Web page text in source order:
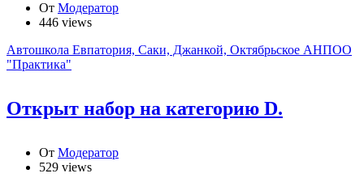
От Модератор
446 views
Автошкола Евпатория, Саки, Джанкой, Октябрьское АНПОО
"Практика"
Открыт набор на категорию D.
От Модератор
529 views